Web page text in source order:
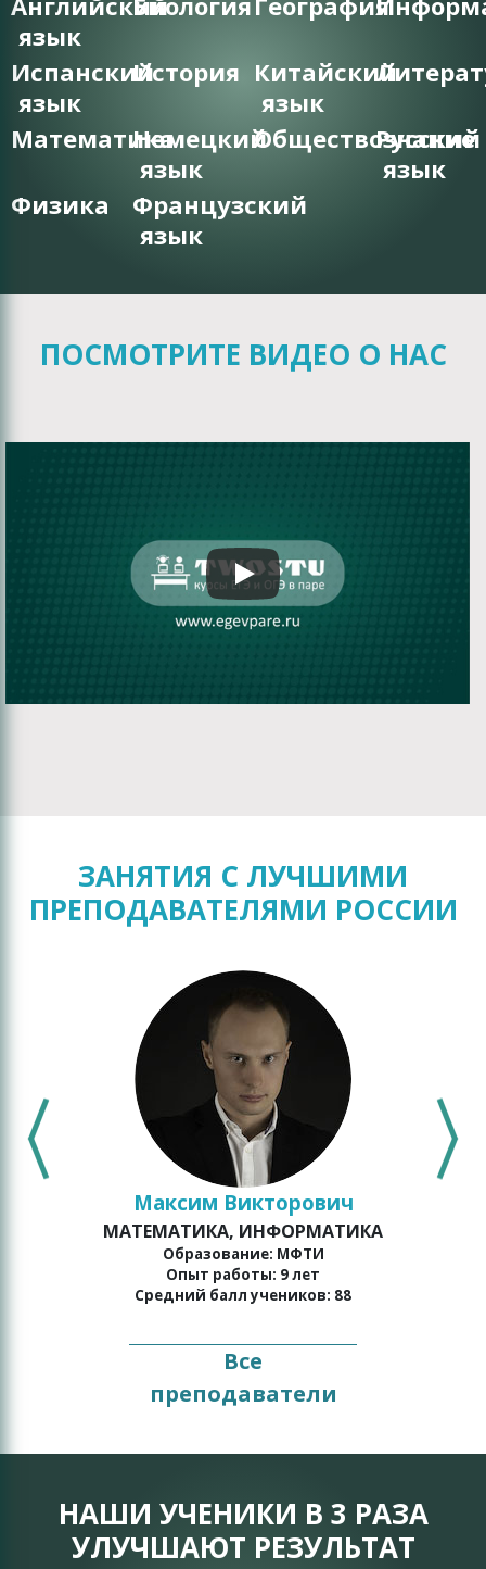
язык
Испанский
язык
История Китайский
язык
МатематикаНемецкий
язык
Обществознание
Русский
язык
Физика
Французский
язык
ПОСМОТРИТЕ ВИДЕО О НАС
ЗАНЯТИЯ С ЛУЧШИМИ
ПРЕПОДАВАТЕЛЯМИ РОССИИ
Максим Викторович
МАТЕМАТИКА, ИНФОРМАТИКА
Образование: МФТИ
Опыт работы: 9 лет
Средний балл учеников: 88
Все
преподаватели
НАШИ УЧЕНИКИ В 3 РАЗА
УЛУЧШАЮТ РЕЗУЛЬТАТ